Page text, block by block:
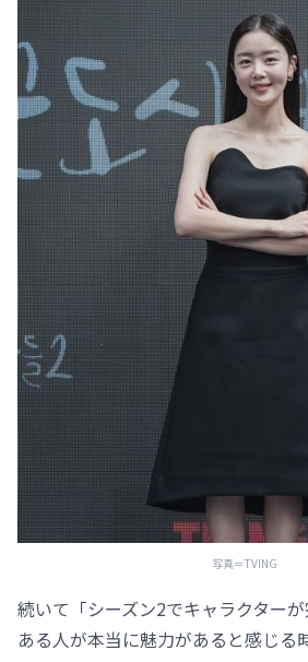
写真＝TVING
続いて「シーズン2でキャラクターが
ある人が本当に魅力があると感じる